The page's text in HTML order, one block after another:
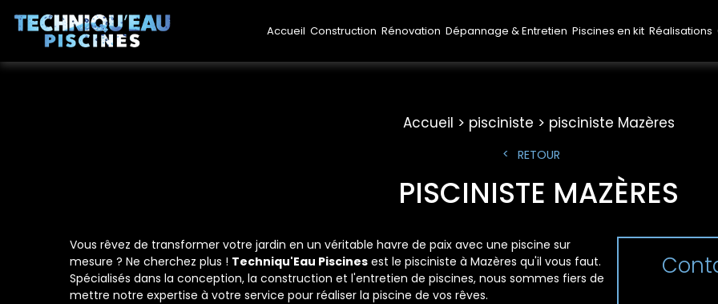
Accueil Construction Rénovation Dépannage & Entretien Piscines en kit Réalisations
Accueil pisciniste pisciniste Mazères
RETOUR
PISCINISTE MAZÈRES
Vous rêvez de transformer votre jardin en un véritable havre de paix avec une piscine sur
mesure ? Ne cherchez plus ! Techniqu'Eau Piscines est le pisciniste à Mazères qu'il vous faut.
Spécialisés dans la conception, la construction et l'entretien de piscines, nous sommes fiers de
mettre notre expertise à votre service pour réaliser la piscine de vos rêves.